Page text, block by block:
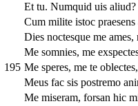
Et tu. Numquid uis
Cum milite istoc praesens
Dies noctesque me ames,
Me somnies, me
195 Me speres, me te
Meus fac sis postremo
Me miseram, forsan hic